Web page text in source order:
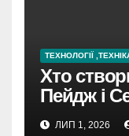
ТЕХНОЛОГІЇ
Хто
Пейдж і
чия ідея
ЛИП 1, 2026